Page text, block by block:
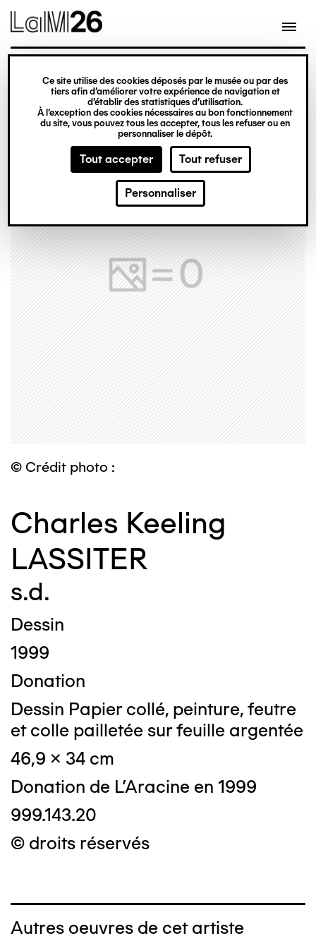
Gestion des cookies
Ce site utilise des cookies déposés par le musée ou par des
tiers afin d’améliorer votre expérience de navigation et
d’établir des statistiques d’utilisation.
À l’exception des cookies nécessaires au bon fonctionnement
du site, vous pouvez tous les accepter, tous les refuser ou en
personnaliser le dépôt.
Tout accepter Tout refuser
Personnaliser
contenu
© Crédit photo :
Charles Keeling
LASSITER
s.d.
Dessin
1999
Donation
Dessin Papier collé, peinture, feutre
et colle pailletée sur feuille argentée
46,9 x 34 cm
Donation de L'Aracine en 1999
999.143.20
© droits réservés
Autres oeuvres de cet artiste